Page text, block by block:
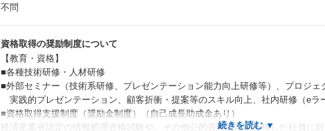
不問
資格取得の奨励制度について
【教育・資格】
■各種技術研修・人材研修
■外部セミナー（技術系研修、プレゼンテーション能力向上研修等）、プロジェ
実践的プレゼンテーション、顧客折衝・提案等のスキル向上、社内研修（eラ
■資格取得支援制度（奨励金制度）（自己成長助成金あり）
経済産業省認定の情報処理資格試験や、その他公的資格試験に合格した社員に